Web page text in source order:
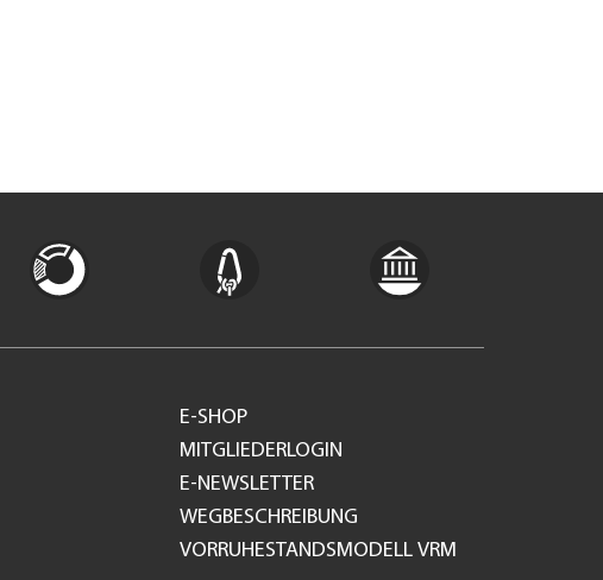
E-SHOP
MITGLIEDERLOGIN
E-NEWSLETTER
WEGBESCHREIBUNG
VORRUHESTANDSMODELL VRM